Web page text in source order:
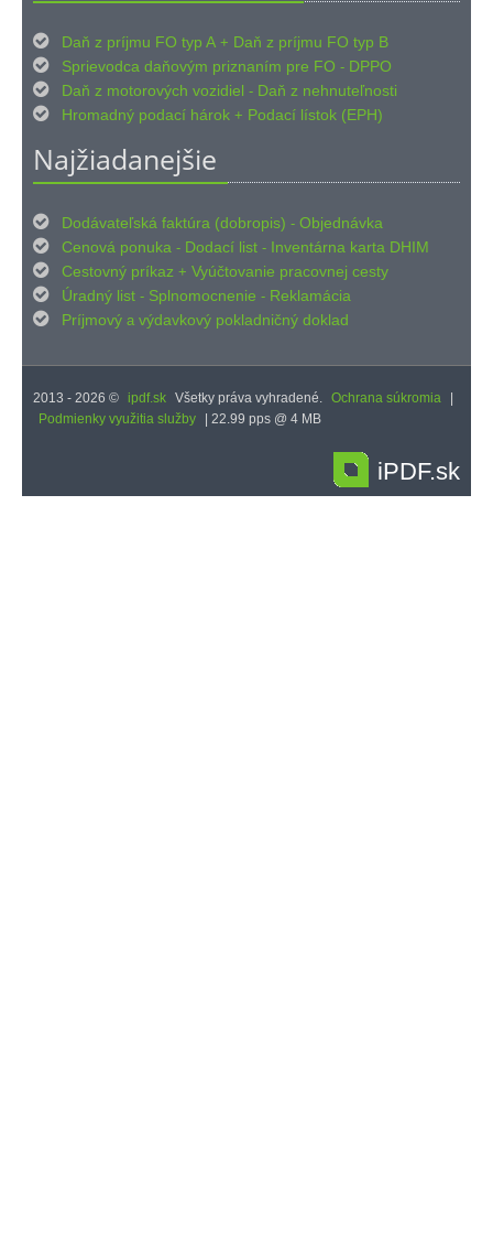
 Daň z príjmu FO typ A + Daň z príjmu FO typ B

Sprievodca daňovým priznaním pre FO - DPPO

Daň z motorových vozidiel - Daň z nehnuteľnosti

Hromadný podací hárok + Podací lístok (EPH)
Najžiadanejšie
 Dodávateľská faktúra (dobropis) - Objednávka

Cenová ponuka - Dodací list - Inventárna karta DHIM

Cestovný príkaz + Vyúčtovanie pracovnej cesty

Úradný list - Splnomocnenie - Reklamácia

Príjmový a výdavkový pokladničný doklad
2013 - 2026 © ipdf.sk Všetky práva vyhradené. Ochrana súkromia
Podmienky využitia služby
| 22.99 pps @ 4 MB
iPDF.sk